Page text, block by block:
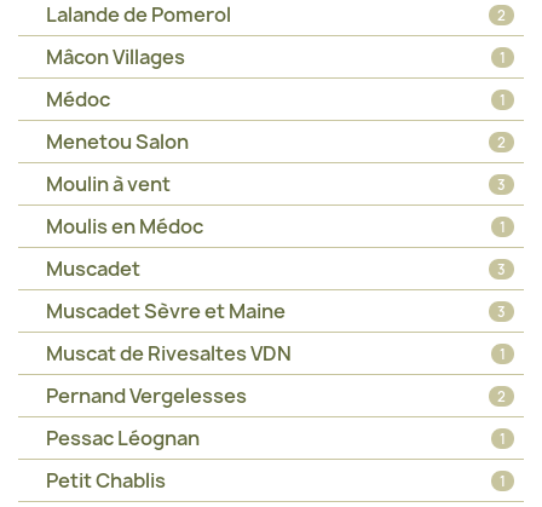
Lalande de Pomerol 2
Mâcon Villages 1
Médoc 1
Menetou Salon 2
Moulin à vent 3
Moulis en Médoc 1
Muscadet 3
Muscadet Sèvre et Maine 3
Muscat de Rivesaltes VDN 1
Pernand Vergelesses 2
Pessac Léognan 1
Petit Chablis 1